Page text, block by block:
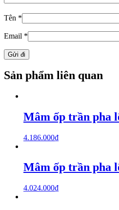
Tên *
Email *
Sản phẩm liên quan
Mâm ốp trần pha
4.186.000₫
Mâm ốp trần pha
4.024.000₫